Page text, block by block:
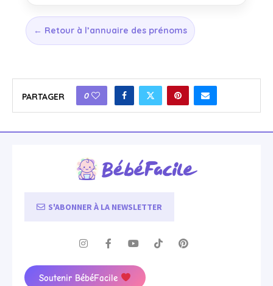
← Retour à l’annuaire des prénoms
PARTAGER 0
S'ABONNER À LA NEWSLETTER
Soutenir BébéFacile